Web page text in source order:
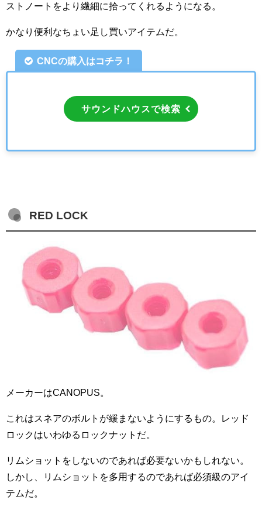
ストノートをより繊細に拾ってくれるようになる。
かなり便利なちょい足し買いアイテムだ。
CNCの購入はコチラ！
サウンドハウスで検索
RED LOCK
メーカーはCANOPUS。
これはスネアのボルトが緩まないようにするもの。レッド
ロックはいわゆるロックナットだ。
リムショットをしないのであれば必要ないかもしれない。
しかし、リムショットを多用するのであれば必須級のアイ
テムだ。